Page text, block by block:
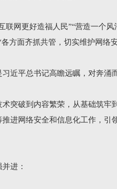
联网更好造福人民”“营造一个
各方面齐抓共管，切实维护网
习近平总书记高瞻远瞩，对奔涌
术突破到内容繁荣，从基础筑牢
推进网络安全和信息化工作，引
进：